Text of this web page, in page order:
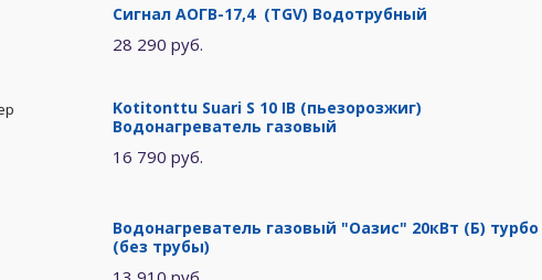
Сигнал АОГВ-17,4 (TGV) Водотрубный
28 290 руб.
Kotitonttu Suari S 10 IB (пьезорозжиг)
Водонагреватель газовый
16 790 руб.
Водонагреватель газовый "Оазис" 20кВт (Б) турбо
(без трубы)